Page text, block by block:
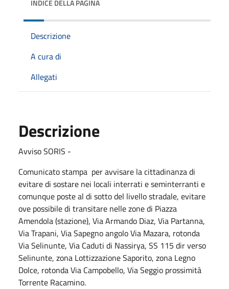
INDICE DELLA PAGINA
Descrizione
A cura di
Allegati
Descrizione
Avviso SORIS -
Comunicato stampa per avvisare la cittadinanza di
evitare di sostare nei locali interrati e seminterranti e
comunque poste al di sotto del livello stradale, evitare
ove possibile di transitare nelle zone di Piazza
Amendola (stazione), Via Armando Diaz, Via Partanna,
Via Trapani, Via Sapegno angolo Via Mazara, rotonda
Via Selinunte, Via Caduti di Nassirya, SS 115 dir verso
Selinunte, zona Lottizzazione Saporito, zona Legno
Dolce, rotonda Via Campobello, Via Seggio prossimità
Torrente Racamino.